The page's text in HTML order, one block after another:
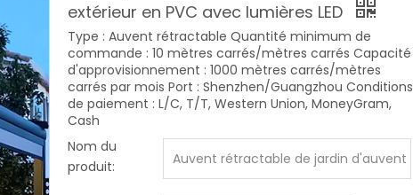
extérieur en PVC avec lumières LED
Type : Auvent rétractable Quantité minimum de
commande : 10 mètres carrés/mètres carrés Capacité
d'approvisionnement : 1000 mètres carrés/mètres
carrés par mois Port : Shenzhen/Guangzhou Conditions
de paiement : L/C, T/T, Western Union, MoneyGram,
Cash
Nom du
produit:
Auvent rétractable de jardin d'auvent